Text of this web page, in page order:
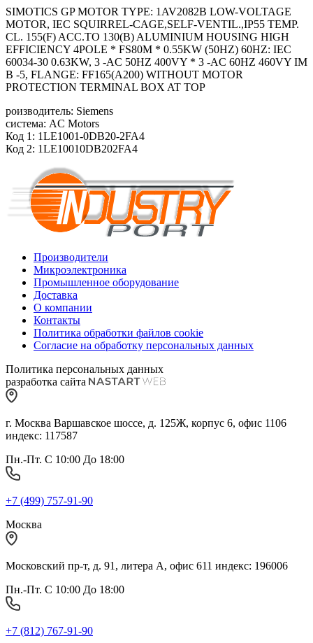
SIMOTICS GP MOTOR TYPE: 1AV2082B LOW-VOLTAGE
MOTOR, IEC SQUIRREL-CAGE,SELF-VENTIL.,IP55 TEMP.
CL. 155(F) ACC.TO 130(B) ALUMINIUM HOUSING HIGH
EFFICIENCY 4POLE * FS80M * 0.55KW (50HZ) 60HZ: IEC
60034-30 0.63KW, 3 -AC 50HZ 400VY * 3 -AC 60HZ 460VY IM
B -5, FLANGE: FF165(A200) WITHOUT MOTOR
PROTECTION TERMINAL BOX AT TOP
роизводитель: Siemens
система: AC Motors
Код 1: 1LE1001-0DB20-2FA4
Код 2: 1LE10010DB202FA4
Производители
Микроэлектроника
Промышленное оборудование
Доставка
О компании
Контакты
Политика обработки файлов cookie
Согласие на обработку персональных данных
Политика персональных данных
разработка сайта
г. Москва Варшавское шоссе, д. 125Ж, корпус 6, офис 1106
индекс: 117587
Пн.-Пт. С 10:00 До 18:00
+7 (499) 757-91-90
Москва
Московский пр-т, д. 91, литера А, офис 611 индекс: 196006
Пн.-Пт. С 10:00 До 18:00
+7 (812) 767-91-90